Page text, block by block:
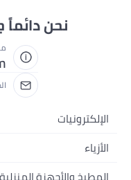
نحن
الإلكترونيات
الجوالات
الأزياء
أزياء نسائية